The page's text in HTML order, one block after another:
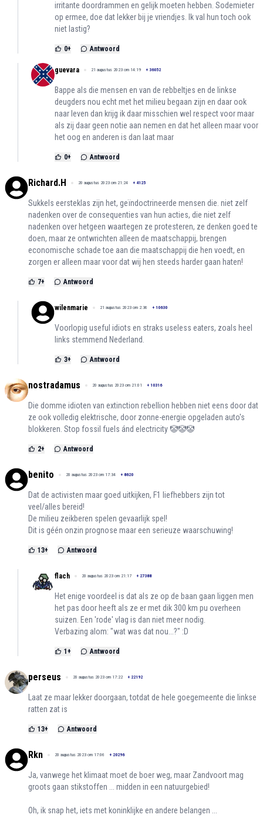
irritante doordrammen en gelijk moeten hebben. Sodemieter
op ermee, doe dat lekker bij je vriendjes. Ik val hun toch ook
niet lastig?
0+ Antwoord
guevara 21 augustus 2023 om 14:19 + 36052
Bappe als die mensen en van de rebbeltjes en de linkse
deugders nou echt met het milieu begaan zijn en daar ook
naar leven dan krijg ik daar misschien wel respect voor maar
als zij daar geen notie aan nemen en dat het alleen maar voor
het oog en anderen is dan laat maar
0+ Antwoord
Richard.H 20 augustus 2023 om 21:24 + 4125
Sukkels eersteklas zijn het, geïndoctrineerde mensen die. niet zelf
nadenken over de consequenties van hun acties, die niet zelf
nadenken over hetgeen waartegen ze protesteren, ze denken goed te
doen, maar ze ontwrichten alleen de maatschappij, brengen
economische schade toe aan die maatschappij die hen voedt, en
zorgen er alleen maar voor dat wij hen steeds harder gaan haten!
7+ Antwoord
wilenmarie 21 augustus 2023 om 2:36 + 10630
Voorlopig useful idiots en straks useless eaters, zoals heel
links stemmend Nederland.
3+ Antwoord
nostradamus 20 augustus 2023 om 21:01 + 10316
Die domme idioten van extinction rebellion hebben niet eens door dat
ze ook volledig elektrische, door zonne-energie opgeladen auto's
blokkeren. Stop fossil fuels ánd electricity 🤡🤡🤡
2+ Antwoord
benito 20 augustus 2023 om 17:34 + 8620
Dat de activisten maar goed uitkijken, F1 liefhebbers zijn tot
veel/alles bereid!
De milieu zeikberen spelen gevaarlijk spel!
Dit is géén onzin prognose maar een serieuze waarschuwing!
13+ Antwoord
flach 20 augustus 2023 om 21:17 + 27388
Het enige voordeel is dat als ze op de baan gaan liggen men
het pas door heeft als ze er met dik 300 km pu overheen
suizen. Een 'rode' vlag is dan niet meer nodig.
Verbazing alom: "wat was dat nou...?" :D
1 + Antwoord
perseus 20 augustus 2023 om 17:22 + 22192
Laat ze maar lekker doorgaan, totdat de hele goegemeente die linkse
ratten zat is
13+ Antwoord
Rkn 20 augustus 2023 om 17:06 + 20296
Ja, vanwege het klimaat moet de boer weg, maar Zandvoort mag
groots gaan stikstoffen ... midden in een natuurgebied!
Oh, ik snap het, iets met koninklijke en andere belangen ...